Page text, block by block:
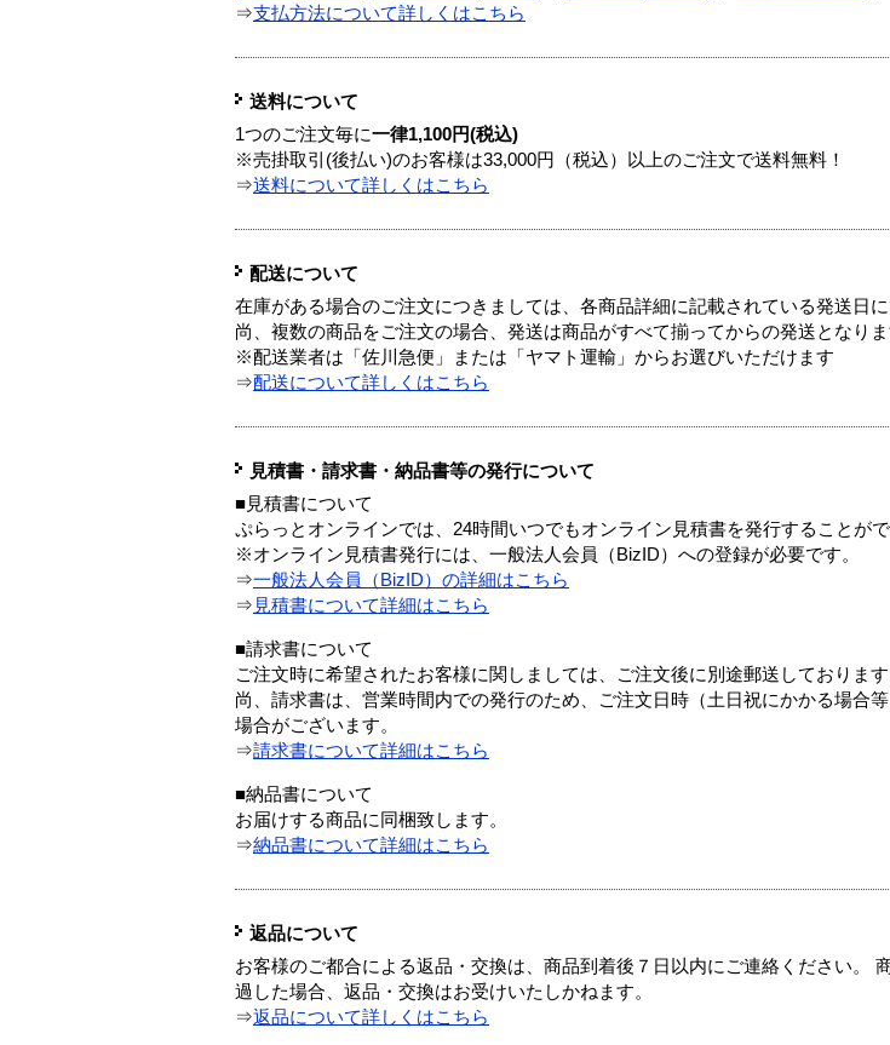
⇒支払方法について詳しくはこちら
送料について
1つのご注文毎に一律1,100円(税込)
※売掛取引(後払い)のお客様は33,000円（税込）以上のご注文で送料無料！
⇒送料について詳しくはこちら
配送について
在庫がある場合のご注文につきましては、各商品詳細に記載されている発送日
尚、複数の商品をご注文の場合、発送は商品がすべて揃ってからの発送となりま
※配送業者は「佐川急便」または「ヤマト運輸」からお選びいただけます
⇒配送について詳しくはこちら
見積書・請求書・納品書等の発行について
■見積書について
ぷらっとオンラインでは、24時間いつでもオンライン見積書を発行することがで
※オンライン見積書発行には、一般法人会員（BizID）への登録が必要です。
⇒一般法人会員（BizID）の詳細はこちら
⇒ 見積書について詳細はこちら
■請求書について
ご注文時に希望されたお客様に関しましては、ご注文後に別途郵送しております
尚、請求書は、営業時間内での発行のため、ご注文日時（土日祝にかかる場合
場合がございます。
⇒請求書について詳細はこちら
■納品書について
お届けする商品に同梱致します。
⇒納品書について詳細はこちら
返品について
お客様のご都合による返品・交換は、商品到着後７日以内にご連絡ください。
過した場合、返品・交換はお受けいたしかねます。
⇒返品について詳しくはこちら